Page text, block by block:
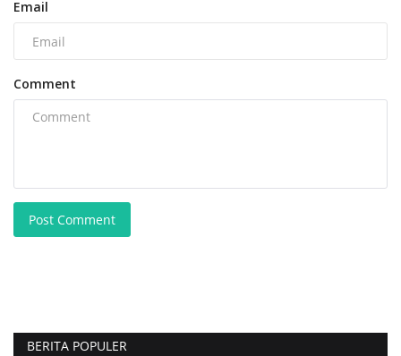
Email
Comment
Post Comment
BERITA POPULER